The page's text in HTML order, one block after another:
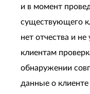
и в момент
существующего
нет отчества и
клиентам
обнаружении
данные о